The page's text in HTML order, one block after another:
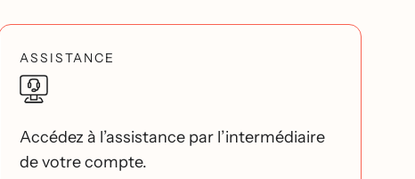
ASSISTANCE
Accédez à l’assistance par l’intermédiaire
de votre compte.